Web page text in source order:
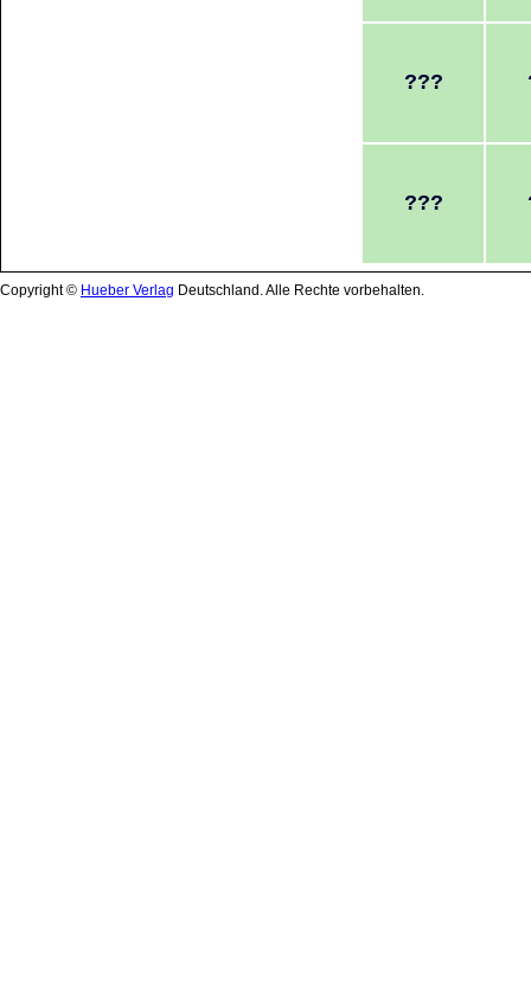
Copyright © Hueber Verlag Deutschland. Alle Rechte vorbehalten.